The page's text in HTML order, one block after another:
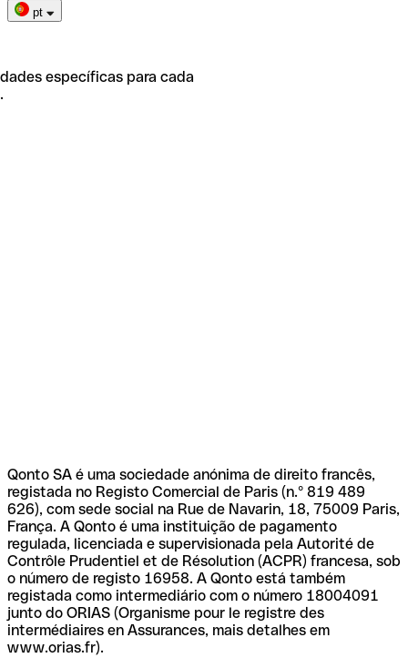
pt
específicas para cada
Qonto SA é uma sociedade anónima de direito francês,
registada no Registo Comercial de Paris (n.º 819 489
626), com sede social na Rue de Navarin, 18, 75009 Paris,
França. A Qonto é uma instituição de pagamento
regulada, licenciada e supervisionada pela Autorité de
Contrôle Prudentiel et de Résolution (ACPR) francesa, sob
o número de registo 16958. A Qonto está também
registada como intermediário com o número 18004091
junto do ORIAS (Organisme pour le registre des
intermédiaires en Assurances, mais detalhes em
www.orias.fr).